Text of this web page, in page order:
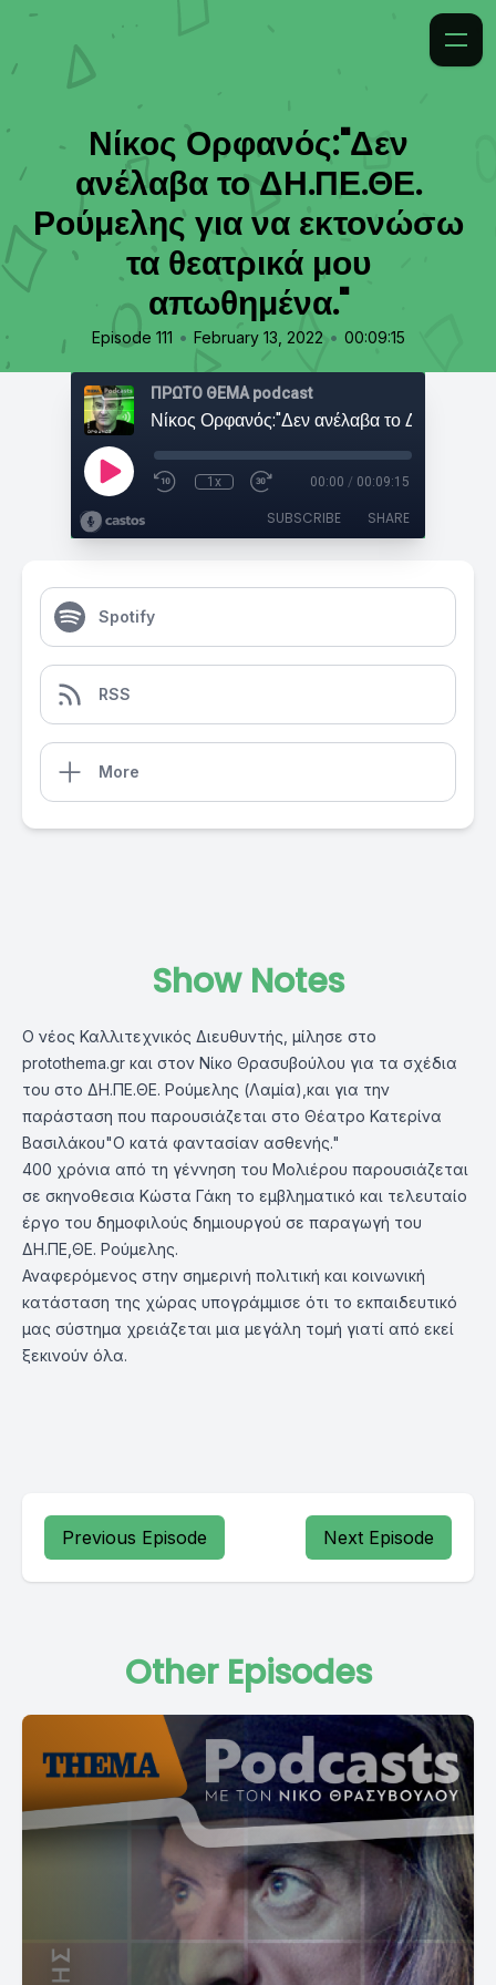
Νίκος Ορφανός:"Δεν
ανέλαβα το ΔΗ.ΠΕ.ΘΕ.
Ρούμελης για να εκτονώσω
τα θεατρικά μου
απωθημένα."
Episode 111 • February 13, 2022 • 00:09:15
ΠΡΩΤΟ ΘΕΜΑ podcast
1x 00:00 / 00:09:15
SUBSCRIBE SHARE
Spotify
RSS
More
Show Notes
Ο νέος Καλλιτεχνικός Διευθυντής, μίλησε στο
protothema.gr και στον Νίκο Θρασυβούλου για τα σχέδια
του στο ΔΗ.ΠΕ.ΘΕ. Ρούμελης (Λαμία),και για την
παράσταση που παρουσιάζεται στο Θέατρο Κατερίνα
Βασιλάκου"Ο κατά φαντασίαν ασθενής."
400 χρόνια από τη γέννηση του Μολιέρου παρουσιάζεται
σε σκηνοθεσια Κώστα Γάκη το εμβληματικό και τελευταίο
έργο του δημοφιλούς δημιουργού σε παραγωγή του
ΔΗ.ΠΕ,ΘΕ. Ρούμελης.
Αναφερόμενος στην σημερινή πολιτική και κοινωνική
κατάσταση της χώρας υπογράμμισε ότι το εκπαιδευτικό
μας σύστημα χρειάζεται μια μεγάλη τομή γιατί από εκεί
ξεκινούν όλα.
Previous Episode Next Episode
Other Episodes